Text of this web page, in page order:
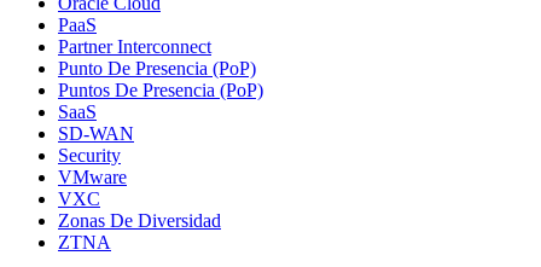
PaaS
Partner Interconnect
Punto De Presencia (PoP)
Puntos De Presencia (PoP)
SaaS
SD-WAN
Security
VMware
VXC
Zonas De Diversidad
ZTNA